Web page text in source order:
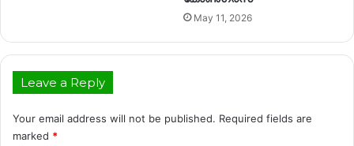
May 11, 2026
Leave a Reply
Your email address will not be published. Required fields are
marked *